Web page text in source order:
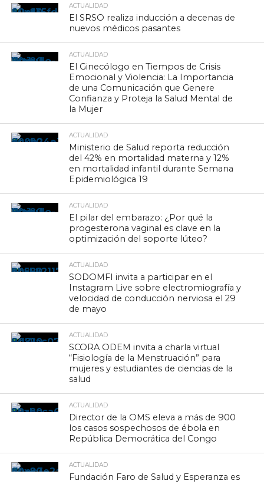
ACTUALIDAD
El SRSO realiza inducción a decenas de
nuevos médicos pasantes
ACTUALIDAD
El Ginecólogo en Tiempos de Crisis
Emocional y Violencia: La Importancia
de una Comunicación que Genere
Confianza y Proteja la Salud Mental de
la Mujer
ACTUALIDAD
Ministerio de Salud reporta reducción
del 42% en mortalidad materna y 12%
en mortalidad infantil durante Semana
Epidemiológica 19
ACTUALIDAD
El pilar del embarazo: ¿Por qué la
progesterona vaginal es clave en la
optimización del soporte lúteo?
ACTUALIDAD
SODOMFI invita a participar en el
Instagram Live sobre electromiografía y
velocidad de conducción nerviosa el 29
de mayo
ACTUALIDAD
SCORA ODEM invita a charla virtual
“Fisiología de la Menstruación” para
mujeres y estudiantes de ciencias de la
salud
ACTUALIDAD
Director de la OMS eleva a más de 900
los casos sospechosos de ébola en
República Democrática del Congo
ACTUALIDAD
Fundación Faro de Salud y Esperanza es